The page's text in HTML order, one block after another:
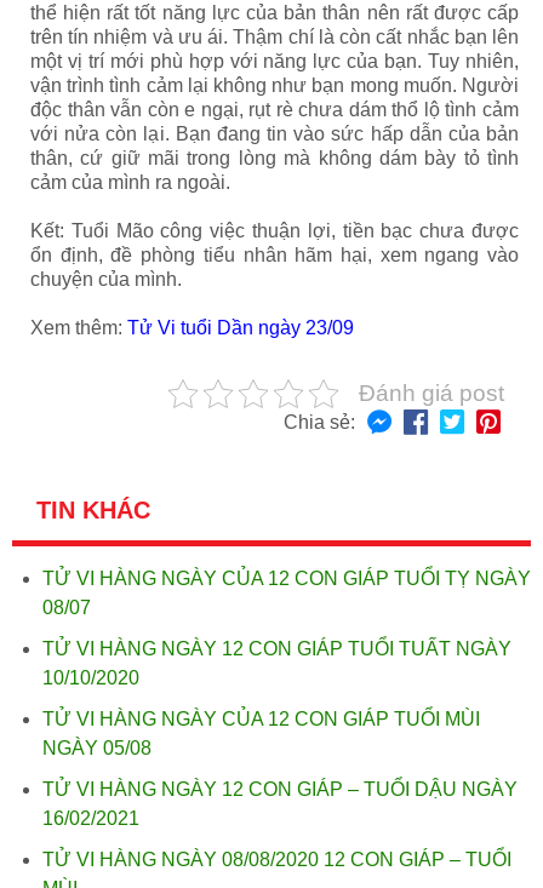
thể hiện rất tốt năng lực của bản thân nên rất được cấp
trên tín nhiệm và ưu ái. Thậm chí là còn cất nhắc bạn lên
một vị trí mới phù hợp với năng lực của bạn. Tuy nhiên,
vận trình tình cảm lại không như bạn mong muốn. Người
độc thân vẫn còn e ngại, rụt rè chưa dám thổ lộ tình cảm
với nửa còn lại. Bạn đang tin vào sức hấp dẫn của bản
thân, cứ giữ mãi trong lòng mà không dám bày tỏ tình
cảm của mình ra ngoài.
Kết: Tuổi Mão công việc thuận lợi, tiền bạc chưa được
ổn định, đề phòng tiểu nhân hãm hại, xem ngang vào
chuyện của mình.
Xem thêm: Tử Vi tuổi Dần ngày 23/09
Đánh giá post
Chia sẻ:
TIN KHÁC
TỬ VI HÀNG NGÀY CỦA 12 CON GIÁP TUỔI TỴ NGÀY
08/07
TỬ VI HÀNG NGÀY 12 CON GIÁP TUỔI TUẤT NGÀY
10/10/2020
TỬ VI HÀNG NGÀY CỦA 12 CON GIÁP TUỔI MÙI
NGÀY 05/08
TỬ VI HÀNG NGÀY 12 CON GIÁP – TUỔI DẬU NGÀY
16/02/2021
TỬ VI HÀNG NGÀY 08/08/2020 12 CON GIÁP – TUỔI